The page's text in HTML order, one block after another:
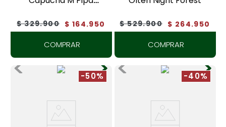
$ 329.900 $ 164.950
COMPRAR
$ 529.900 $ 264.950
COMPRAR
-50% -40%